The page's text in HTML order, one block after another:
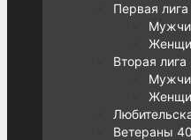
Первая лига
Вторая лига
Ветераны